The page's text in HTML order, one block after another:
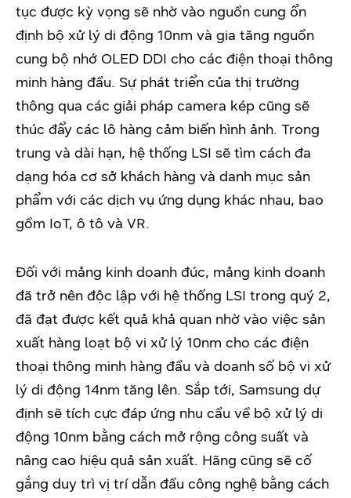
tục được kỳ vọng sẽ nhờ vào nguồn cung ổn
định bộ xử lý di động 10nm và gia tăng nguồn
cung bộ nhớ OLED DDI cho các điện thoại thông
minh hàng đầu. Sự phát triển của thị trường
thông qua các giải pháp camera kép cũng sẽ
thúc đẩy các lô hàng cảm biến hình ảnh. Trong
trung và dài hạn, hệ thống LSI sẽ tìm cách đa
dạng hóa cơ sở khách hàng và danh mục sản
phẩm với các dịch vụ ứng dụng khác nhau, bao
gồm IoT, ô tô và VR.
Đối với mảng kinh doanh đúc, mảng kinh doanh
đã trở nên độc lập với hệ thống LSI trong quý 2,
đã đạt được kết quả khả quan nhờ vào việc sản
xuất hàng loạt bộ vi xử lý 10nm cho các điện
thoại thông minh hàng đầu và doanh số bộ vi xử
lý di động 14nm tăng lên. Sắp tới, Samsung dự
định sẽ tích cực đáp ứng nhu cầu về bộ xử lý di
động 10nm bằng cách mở rộng công suất và
nâng cao hiệu quả sản xuất. Hãng cũng sẽ cố
gắng duy trì vị trí dẫn đầu công nghệ bằng cách